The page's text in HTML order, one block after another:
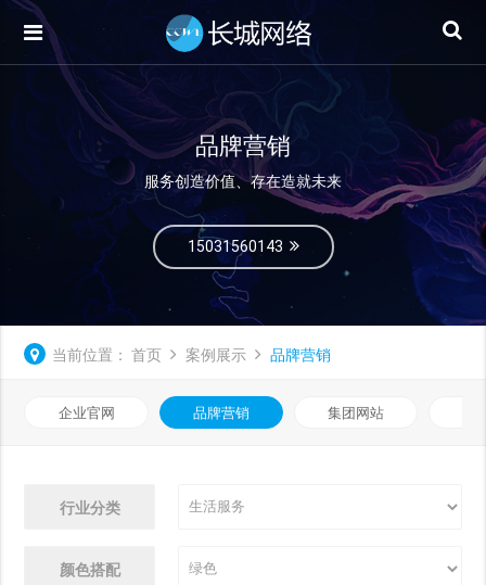
品牌营销
服务创造价值、存在造就未来
15031560143
当前位置： 首页 案例展示 品牌营销
企业官网 品牌营销 集团网站
行业分类
颜色搭配